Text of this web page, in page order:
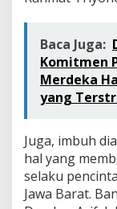
Baca Juga:
Komitmen
Merdeka
yang
Juga, imbuh
hal yang
selaku
Jawa Barat.